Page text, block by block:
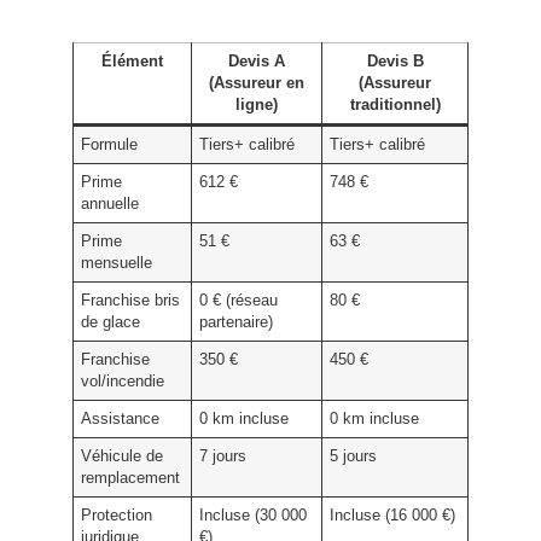
Élément
Devis A
(Assureur en
ligne)
Devis B
(Assureur
traditionnel)
Formule Tiers+ calibré Tiers+ calibré
Prime
annuelle
612 € 748 €
Prime
mensuelle
51 € 63 €
Franchise bris
de glace
0 € (réseau
partenaire)
80 €
Franchise
vol/incendie
350 € 450 €
Assistance 0 km incluse 0 km incluse
Véhicule de
remplacement
7 jours 5 jours
Protection
juridique
Incluse (30 000
€)
Incluse (16 000 €)